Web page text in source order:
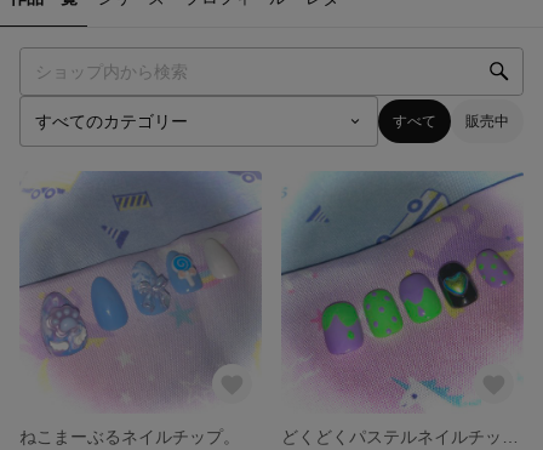
すべて 販売中
ねこまーぶるネイルチップ。